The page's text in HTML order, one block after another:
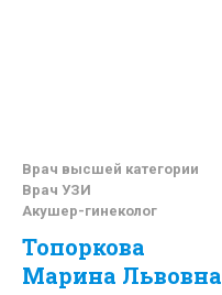
Врач высшей категории
Врач УЗИ
Акушер-гинеколог
Топоркова
Марина Львовна